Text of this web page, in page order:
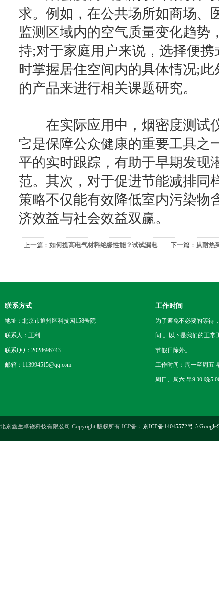
求。例如，在公共场所如商场、
监测区域内的空气质量变化趋势
持;对于家庭用户来说，选择便
时掌握居住空间内的具体情况;
的产品来进行相关课题研究。
在实际应用中，烟密度测试
它是保障公众健康的重要工具之
平的实时跟踪，有助于早期发现
范。其次，对于促进节能减排同
策略不仅能有效降低室内污染物
济效益与社会效益双赢。
上一篇： 如何提高电气材料绝缘性能？试试漏电
下一篇： 从耐热
联系方式
地址：北京市通州区科技园158号院
联系人：王利
联系QQ：2028696743
邮箱：113994515@qq.com
工作时间
为了避免不必要的等待
间 。以下是我们的正常
节假日除外。
工作时间：周一至周五
周日、周六 早9:00-晚
北京鑫生卓锐科技有限公司 Copyright 版权所有 ICP备： 京ICP备14045572号-5